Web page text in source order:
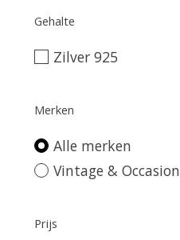
Gehalte
Zilver 925
Merken
Alle merken
Vintage & Occasion
Prijs